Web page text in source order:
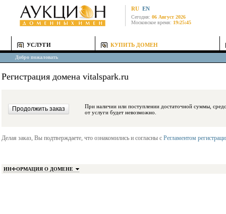
RU EN
Сегодня: 06 Август 2026
Московское время: 19:25:45
УСЛУГИ КУПИТЬ ДОМЕН
Добро пожаловать
Регистрация домена vitalspark.ru
При наличии или поступлении достаточной суммы, средства будут
от услуги будет невозможно.
Делая заказ, Вы подтверждаете, что ознакомились и согласны с Регламентом
ИНФОРМАЦИЯ О ДОМЕНЕ